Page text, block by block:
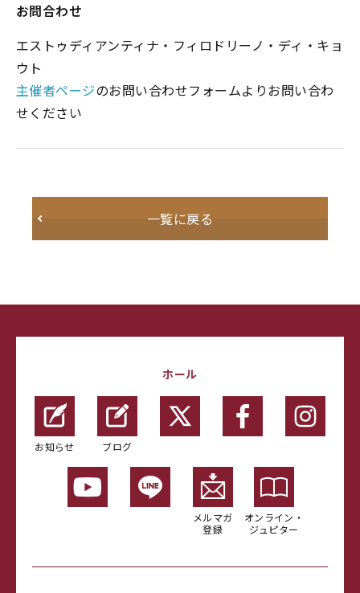
お問合わせ
エストゥディアンティナ・フィロドリーノ・ディ・キョ
ウト
主催者ページのお問い合わせフォームよりお問い合わ
せください
一覧に戻る
ホール
お知らせ ブログ
メルマガ
登録
オンライン・
ジュピター